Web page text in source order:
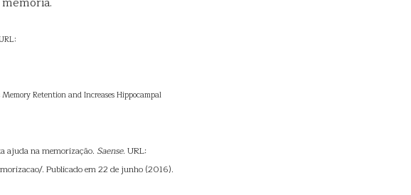
Retention and Increases Hippocampal
ajuda na memorização. Saense. URL:
. Publicado em 22 de junho (2016).